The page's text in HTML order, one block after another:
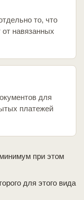
то, что
навязанных
для
платежей
при этом
для этого вида